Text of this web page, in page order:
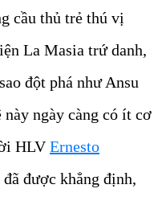
cầu thủ trẻ thú vị
La Masia trứ danh,
đột phá như Ansu
ngày càng có ít cơ
HLVErnesto
được khẳng định,